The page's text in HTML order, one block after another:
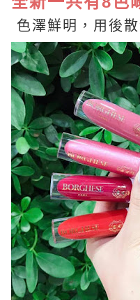
色澤鮮明，用後